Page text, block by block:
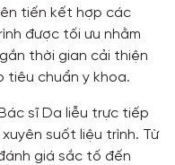
tiến kết hợp các
được tối ưu nhằm
thời gian cải thiện
tiêu chuẩn y khoa.
sĩ Da liễu trực tiếp
suốt liệu trình. Từ
giá sắc tố đến